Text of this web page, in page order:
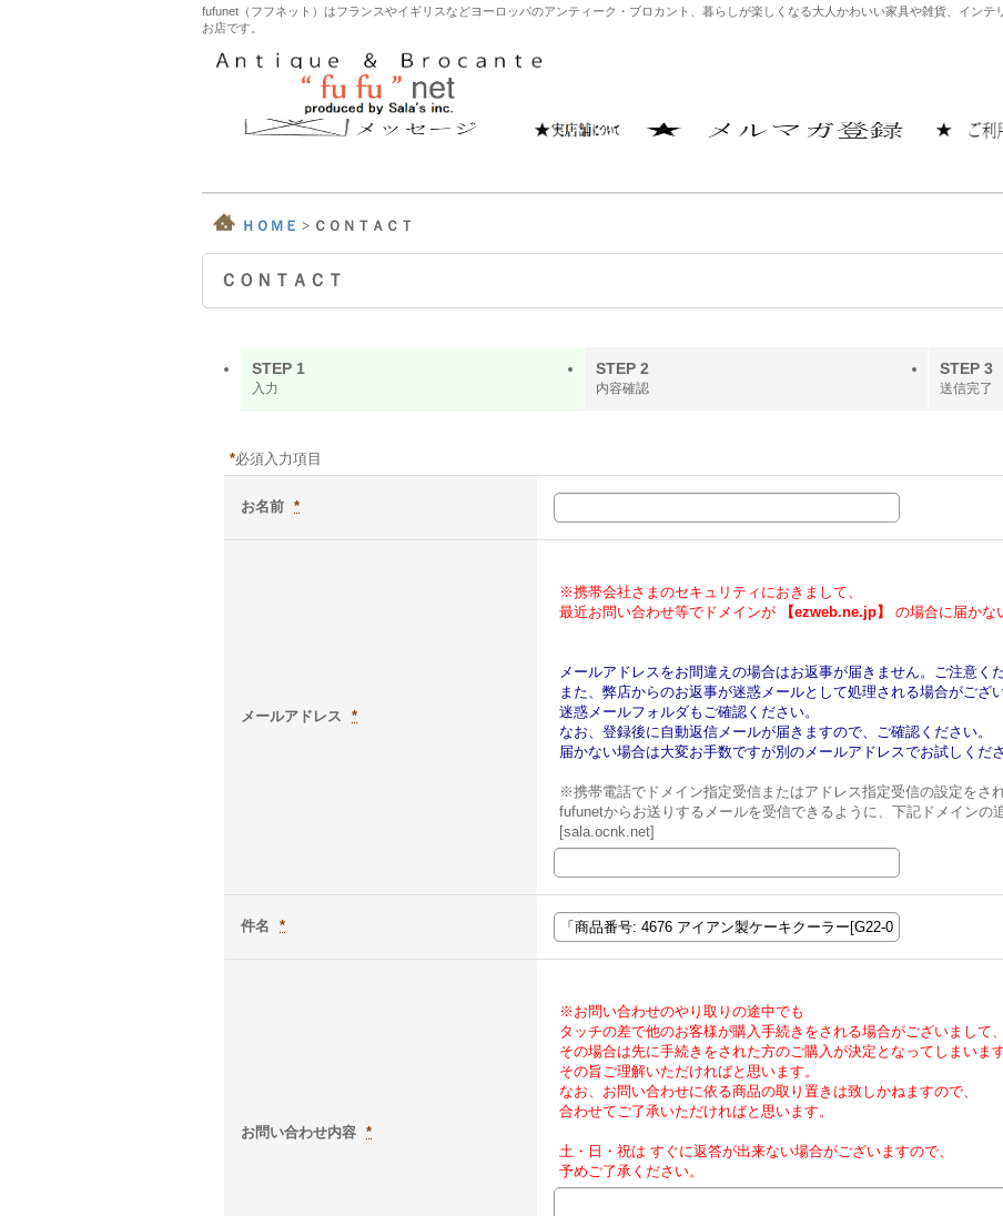
fufunet（フフネット）はフランスやイギリスなどヨーロッパのアンティーク・ブロカント、暮らしが楽しくなる大人かわいい家具や雑貨、イン
お店です。
ＨＯＭＥ > ＣＯＮＴＡＣＴ
ＣＯＮＴＡＣＴ
STEP 1
入力
STEP 2
内容確認
STEP 3
送信完了
*必須入力項目
お名前 *
メールアドレス *
※携帯会社さまのセキュリティにおきまして、
最近お問い合わせ等でドメインが
【ezweb.ne.jp】 の場合に届かな
メールアドレスをお間違えの場合はお返事が届きません。ご注意くだ
また、弊店からのお返事が迷惑メールとして処理される場合がござ
迷惑メールフォルダもご確認ください。
なお、登録後に自動返信メールが届きますので、ご確認ください。
届かない場合は大変お手数ですが別のメールアドレスでお試しくださ
※携帯電話でドメイン指定受信またはアドレス指定受信の設定をさ
fufunetからお送りするメールを受信できるように、下記ドメインの
[sala.ocnk.net]
件名 *
お問い合わせ内容 *
※お問い合わせのやり取りの途中でも
タッチの差で他のお客様が購入手続きをされる場合がございまして、
その場合は先に手続きをされた方のご購入が決定となってしまいま
その旨ご理解いただければと思います。
なお、お問い合わせに依る商品の取り置きは致しかねますので、
合わせてご了承いただければと思います。
土・日・祝は すぐに返答が出来ない場合がございますので、
予めご了承ください。